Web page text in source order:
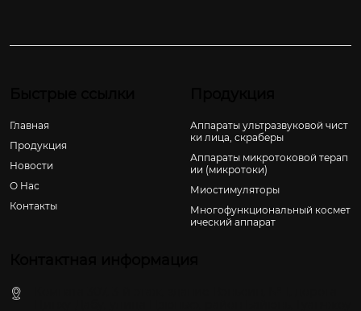
Главная
Продукция
Новости
О Hас
Контакты
Аппараты ультразвуковой чист
ки лица, скраберы
Аппараты микротоковой терап
ии (микротоки)
Миостимуляторы
Многофункциональный космет
ический аппарат